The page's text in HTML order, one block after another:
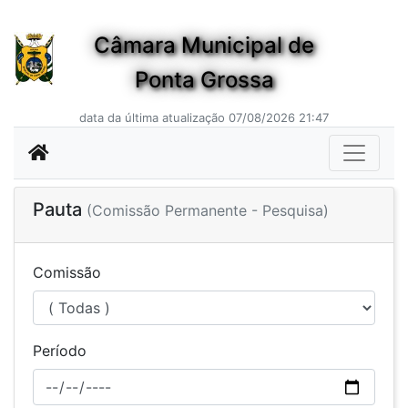
Câmara Municipal de
Ponta Grossa
data da última atualização 07/08/2026 21:47
Pauta (Comissão Permanente - Pesquisa)
Comissão
Período